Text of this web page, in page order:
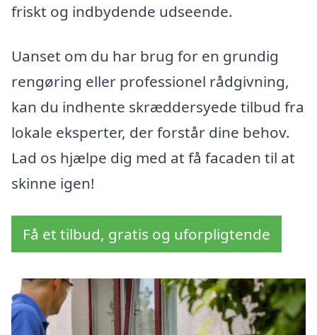
friskt og indbydende udseende.
Uanset om du har brug for en grundig
rengøring eller professionel rådgivning,
kan du indhente skræddersyede tilbud fra
lokale eksperter, der forstår dine behov.
Lad os hjælpe dig med at få facaden til at
skinne igen!
Få et tilbud, gratis og uforpligtende